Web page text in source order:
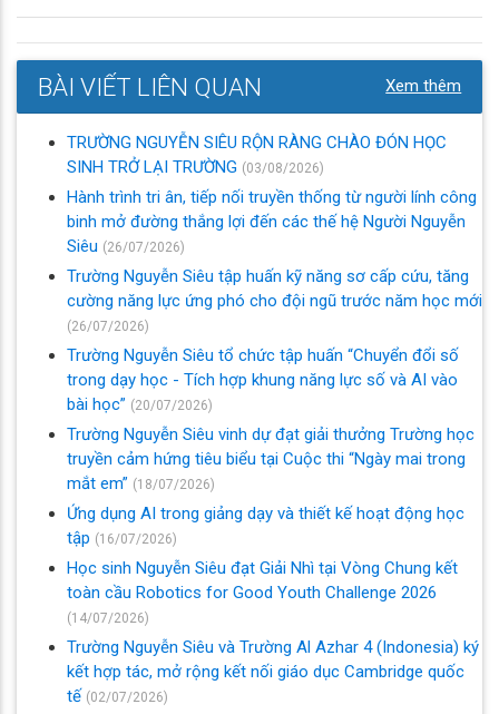
BÀI VIẾT LIÊN QUAN Xem thêm
TRƯỜNG NGUYỄN SIÊU RỘN RÀNG CHÀO ĐÓN HỌC
SINH TRỞ LẠI TRƯỜNG (03/08/2026)
Hành trình tri ân, tiếp nối truyền thống từ người lính công
binh mở đường thắng lợi đến các thế hệ Người Nguyễn
Siêu (26/07/2026)
Trường Nguyễn Siêu tập huấn kỹ năng sơ cấp cứu, tăng
cường năng lực ứng phó cho đội ngũ trước năm học mới
(26/07/2026)
Trường Nguyễn Siêu tổ chức tập huấn “Chuyển đổi số
trong dạy học - Tích hợp khung năng lực số và AI vào
bài học” (20/07/2026)
Trường Nguyễn Siêu vinh dự đạt giải thưởng Trường học
truyền cảm hứng tiêu biểu tại Cuộc thi “Ngày mai trong
mắt em” (18/07/2026)
Ứng dụng AI trong giảng dạy và thiết kế hoạt động học
tập (16/07/2026)
Học sinh Nguyễn Siêu đạt Giải Nhì tại Vòng Chung kết
toàn cầu Robotics for Good Youth Challenge 2026
(14/07/2026)
Trường Nguyễn Siêu và Trường Al Azhar 4 (Indonesia) ký
kết hợp tác, mở rộng kết nối giáo dục Cambridge quốc
tế (02/07/2026)